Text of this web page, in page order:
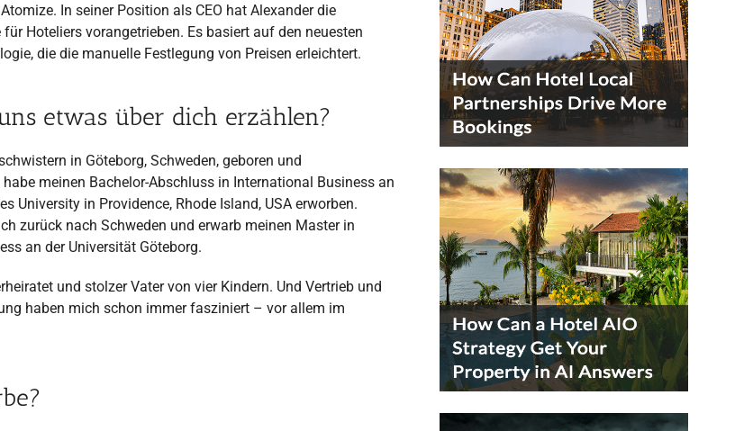
In seiner Position als CEO hat Alexander die
Hoteliers vorangetrieben. Es basiert auf den neuesten
die die manuelle Festlegung von Preisen erleichtert.
etwas über dich erzählen?
in Göteborg, Schweden, geboren und
meinen Bachelor-Abschluss in International Business an
University in Providence, Rhode Island, USA erworben.
zurück nach Schweden und erwarb meinen Master in
an der Universität Göteborg.
und stolzer Vater von vier Kindern. Und Vertrieb und
haben mich schon immer fasziniert – vor allem im